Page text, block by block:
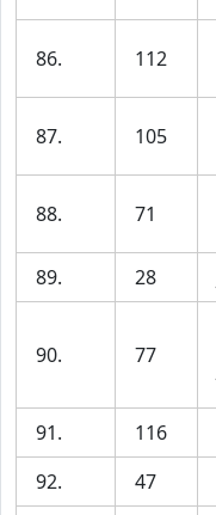
86. 112
87. 105
88. 71
89. 28
90. 77
91. 116
92.
47